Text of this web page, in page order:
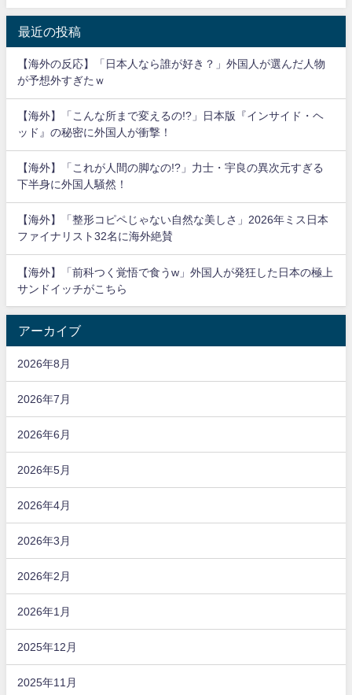
最近の投稿
【海外の反応】「日本人なら誰が好き？」外国人が選んだ人物
が予想外すぎたｗ
【海外】「こんな所まで変えるの!?」日本版『インサイド・ヘ
ッド』の秘密に外国人が衝撃！
【海外】「これが人間の脚なの!?」力士・宇良の異次元すぎる
下半身に外国人騒然！
【海外】「整形コピペじゃない自然な美しさ」2026年ミス日本
ファイナリスト32名に海外絶賛
【海外】「前科つく覚悟で食うw」外国人が発狂した日本の極上
サンドイッチがこちら
アーカイブ
2026年8月
2026年7月
2026年6月
2026年5月
2026年4月
2026年3月
2026年2月
2026年1月
2025年12月
2025年11月